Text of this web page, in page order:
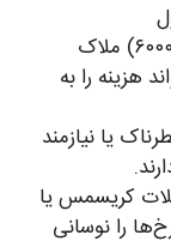
(طول×عرض×ارتفاع سانتی‌متر ÷ ۶۰۰۰) ملاک
هزینه را به
یا نیازمند
کریسمس یا
را نوسانی